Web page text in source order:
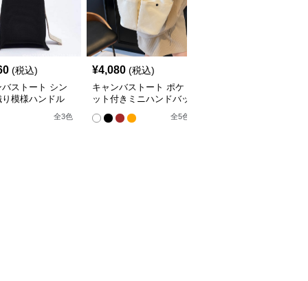
(税込)
バストート シン
り模様ハンドル
全3色
¥4,080 (税込)
キャンバストート ポケ
ット付きミニハンドバッ
全5色